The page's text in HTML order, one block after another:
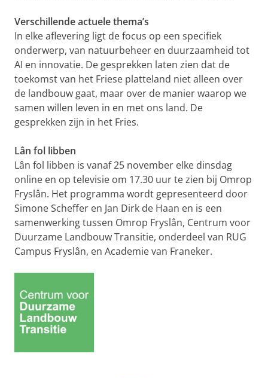
Verschillende actuele thema’s
In elke aflevering ligt de focus op een specifiek
onderwerp, van natuurbeheer en duurzaamheid tot
AI en innovatie. De gesprekken laten zien dat de
toekomst van het Friese platteland niet alleen over
de landbouw gaat, maar over de manier waarop we
samen willen leven in en met ons land. De
gesprekken zijn in het Fries.
Lân fol libben
Lân fol libben is vanaf 25 november elke dinsdag
online en op televisie om 17.30 uur te zien bij Omrop
Fryslân. Het programma wordt gepresenteerd door
Simone Scheffer en Jan Dirk de Haan en is een
samenwerking tussen Omrop Fryslân, Centrum voor
Duurzame Landbouw Transitie, onderdeel van RUG
Campus Fryslân, en Academie van Franeker.